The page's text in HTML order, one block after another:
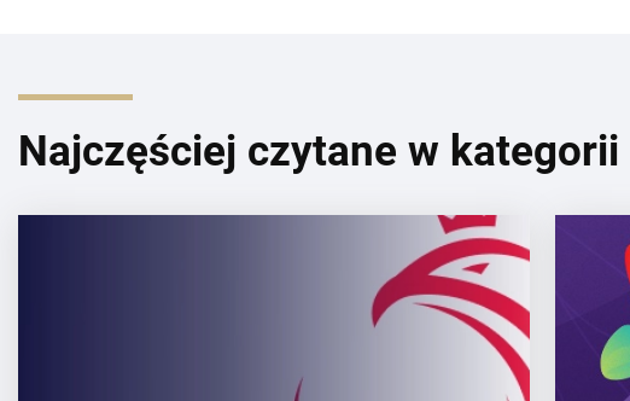
Najczęściej czytane w kategorii